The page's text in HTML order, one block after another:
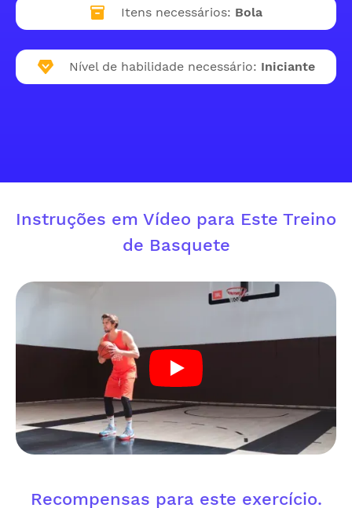
Itens necessários: Bola
Nível de habilidade necessário: Iniciante
Instruções em Vídeo para Este Treino
de Basquete
Recompensas para este exercício.